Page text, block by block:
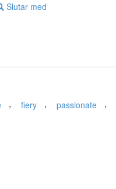
Slutar med
, fiery , passionate ,